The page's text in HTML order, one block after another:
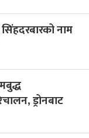
नाम
ड्रोनबाट